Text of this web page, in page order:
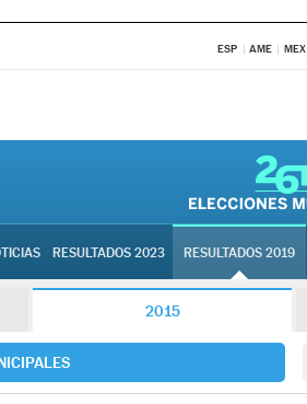
ESP AME MEX
RESULTADOS 2023 RESULTADOS 2019
2015